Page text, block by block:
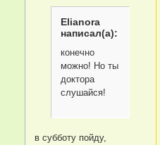
Elianora
написал(а):
конечно
можно! Но ты
доктора
слушайся!
в субботу пойду,